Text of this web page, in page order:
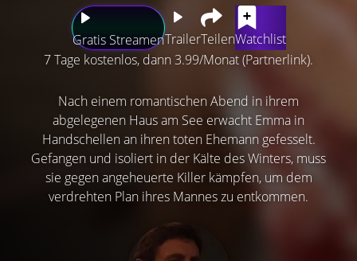
Gratis StreamenTrailerTeilenWatchlist
7 Tage kostenlos, dann 3.99/Monat (Partnerlink).
Nach einem romantischen Abend in ihrem
abgelegenen Haus am See erwacht Emma in
Handschellen an ihren toten Ehemann gefesselt.
Gefangen und isoliert in der Kälte des Winters, muss
sie gegen angeheuerte Killer kämpfen, um dem
verdrehten Plan ihres Mannes zu entkommen.